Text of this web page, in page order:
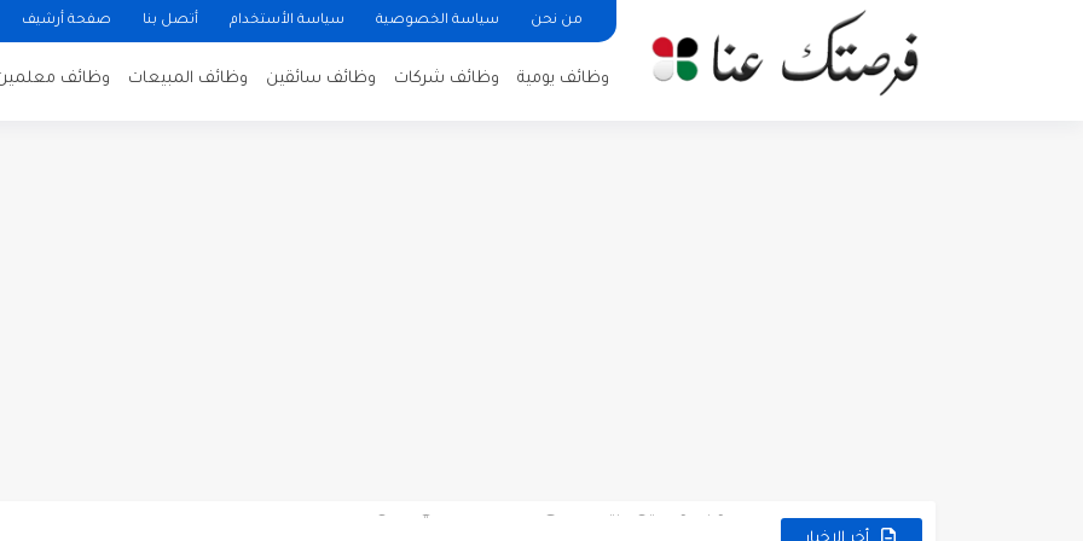
من نحن سياسة الخصوصية سياسة الأستخدام أتصل بنا صفحة أرشيف
وظائف يومية وظائف شركات وظائف سائقين وظائف المبيعات وظائف